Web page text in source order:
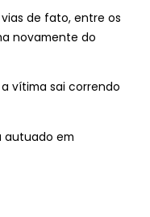
de fato, entre os
novamente do
vítima sai correndo
autuado em